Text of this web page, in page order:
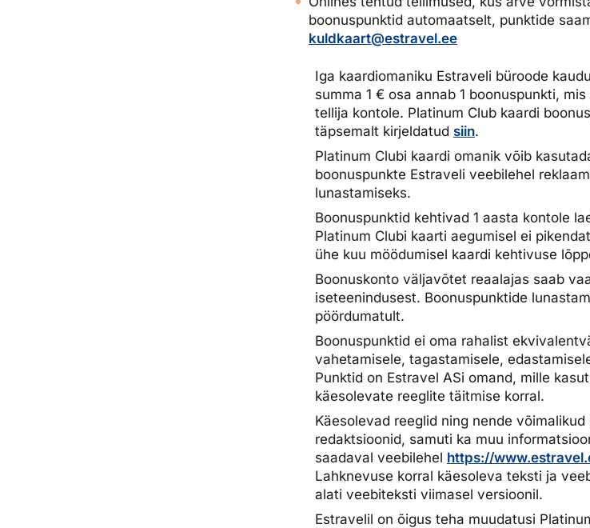
boonuspunktid automaatselt, punktide
kuldkaart@estravel.ee
Iga kaardiomaniku Estraveli büroode
summa 1 € osa annab 1 boonuspunkti,
tellija kontole. Platinum Club kaardi
täpsemalt kirjeldatud siin.
Platinum Clubi kaardi omanik võib
boonuspunkte Estraveli veebilehel
lunastamiseks.
Boonuspunktid kehtivad 1 aasta kontole
Platinum Clubi kaarti aegumisel ei
ühe kuu möödumisel kaardi kehtivuse
Boonuskonto väljavõtet reaalajas saab
iseteenindusest. Boonuspunktide
pöördumatult.
Boonuspunktid ei oma rahalist
vahetamisele, tagastamisele,
Punktid on Estravel ASi omand, mille
käesolevate reeglite täitmise korral.
Käesolevad reeglid ning nende
redaktsioonid, samuti ka muu
saadaval veebilehel https://
Lahknevuse korral käesoleva teksti ja
alati veebiteksti viimasel versioonil.
Estravelil on õigus teha muudatusi